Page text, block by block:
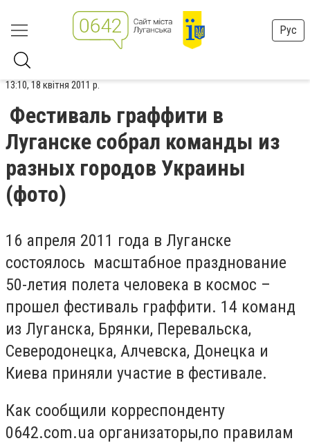
Рус
13:10, 18 квітня 2011 р.
Фестиваль граффити в
Луганске собрал команды из
разных городов Украины
(фото)
16 апреля 2011 года в Луганске
состоялось масштабное празднование
50-летия полета человека в космос –
прошел фестиваль граффити. 14 команд
из Луганска, Брянки, Перевальска,
Северодонецка, Алчевска, Донецка и
Киева приняли участие в фестивале.
Как сообщили корреспонденту
0642.com.ua организаторы,по правилам